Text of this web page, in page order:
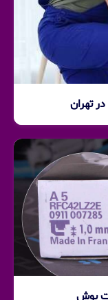
تهران
بوش